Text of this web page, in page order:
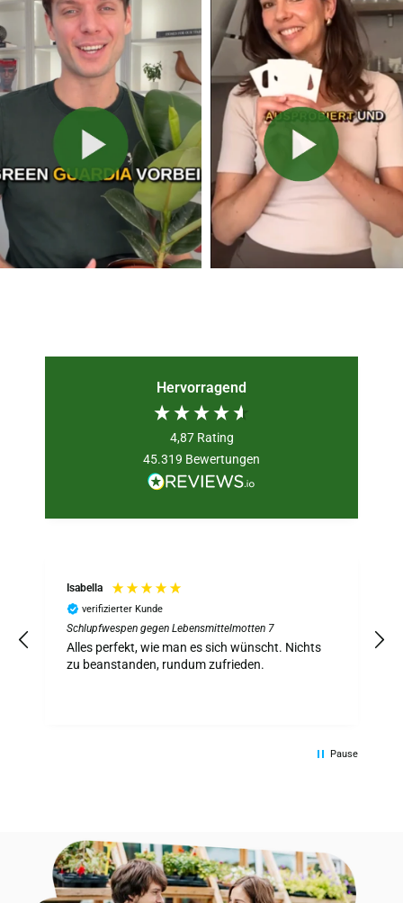
Hervorragend
4,87 Rating
45.319 Bewertungen
Isabella
verifizierter Kunde
Schlupfwespen gegen Lebensmittelmotten 7
Alles perfekt, wie man es sich wünscht. Nichts
zu beanstanden, rundum zufrieden.
Pause